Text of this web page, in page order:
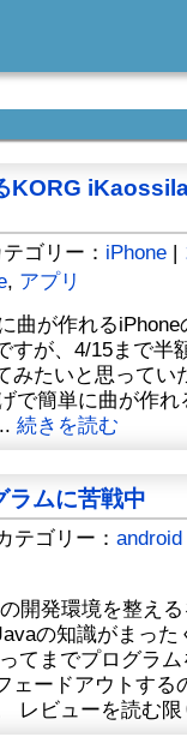
KORG
ゴリー： iPhone |
, アプリ
曲が作れる
すが、4/15まで半
みたいと思ってい
で簡単に曲が作
続きを読む
ムに苦戦中
テゴリー： android
開発環境を整え
の知識がまっ
てまでプログラ
ェードアウトする
レビューを読む